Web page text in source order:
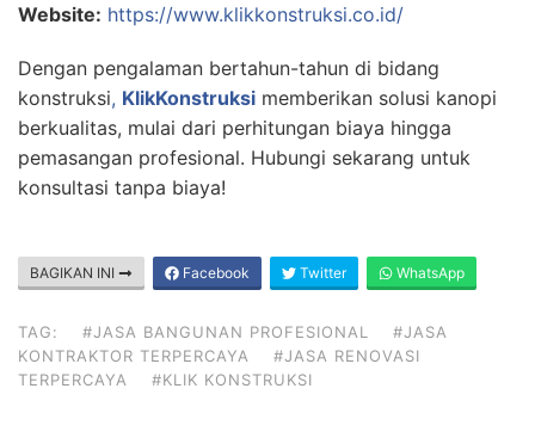
Website: https://www.klikkonstruksi.co.id/
Dengan pengalaman bertahun-tahun di bidang
konstruksi, KlikKonstruksi memberikan solusi kanopi
berkualitas, mulai dari perhitungan biaya hingga
pemasangan profesional. Hubungi sekarang untuk
konsultasi tanpa biaya!
BAGIKAN INI Facebook Twitter WhatsApp
TAG: #JASA BANGUNAN PROFESIONAL
#JASA
KONTRAKTOR TERPERCAYA
#JASA RENOVASI
TERPERCAYA
#KLIK KONSTRUKSI